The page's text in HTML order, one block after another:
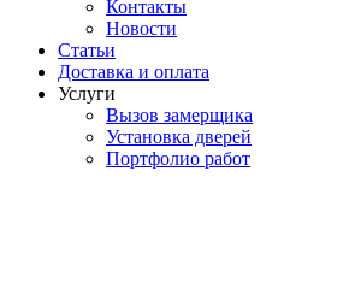
Контакты
Новости
Статьи
Доставка и оплата
Услуги
Вызов замерщика
Установка дверей
Портфолио работ